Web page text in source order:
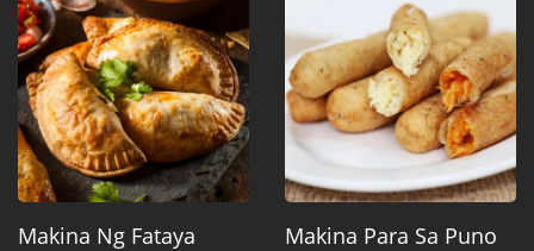
Makina Ng Fataya
Makina Para Sa Puno